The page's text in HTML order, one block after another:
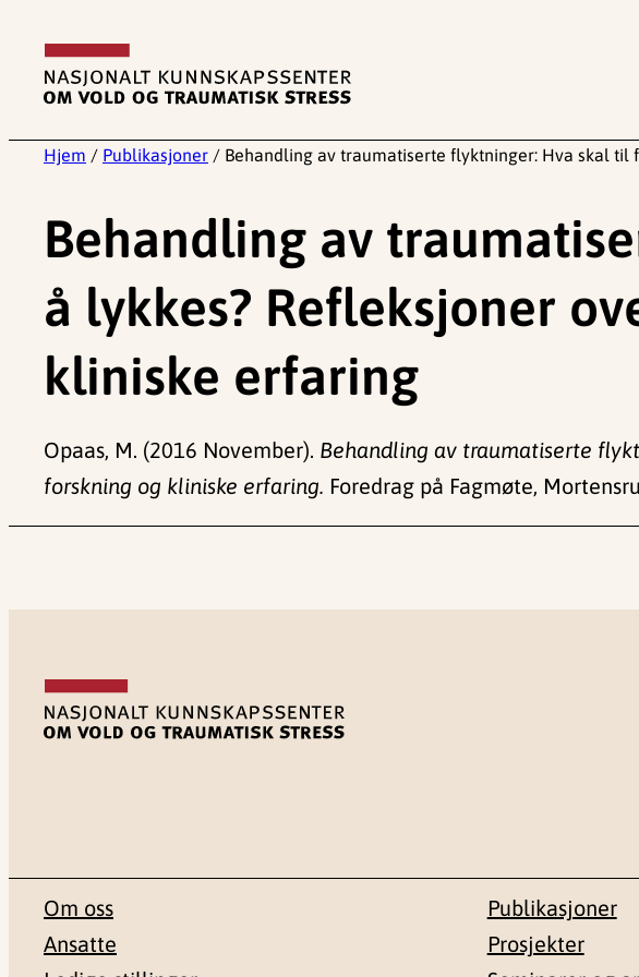
innhold
Hjem / Publikasjoner / Behandling av traumatiserte flyktninger: Hva skal til
Behandling av
å lykkes? Refleksjoner
kliniske erfaring
Opaas, M. (2016 November). Behandling av traumatiserte
forskning og kliniske erfaring. Foredrag på Fagmøte,
Om oss
Ansatte
Publikasjoner
Prosjekter